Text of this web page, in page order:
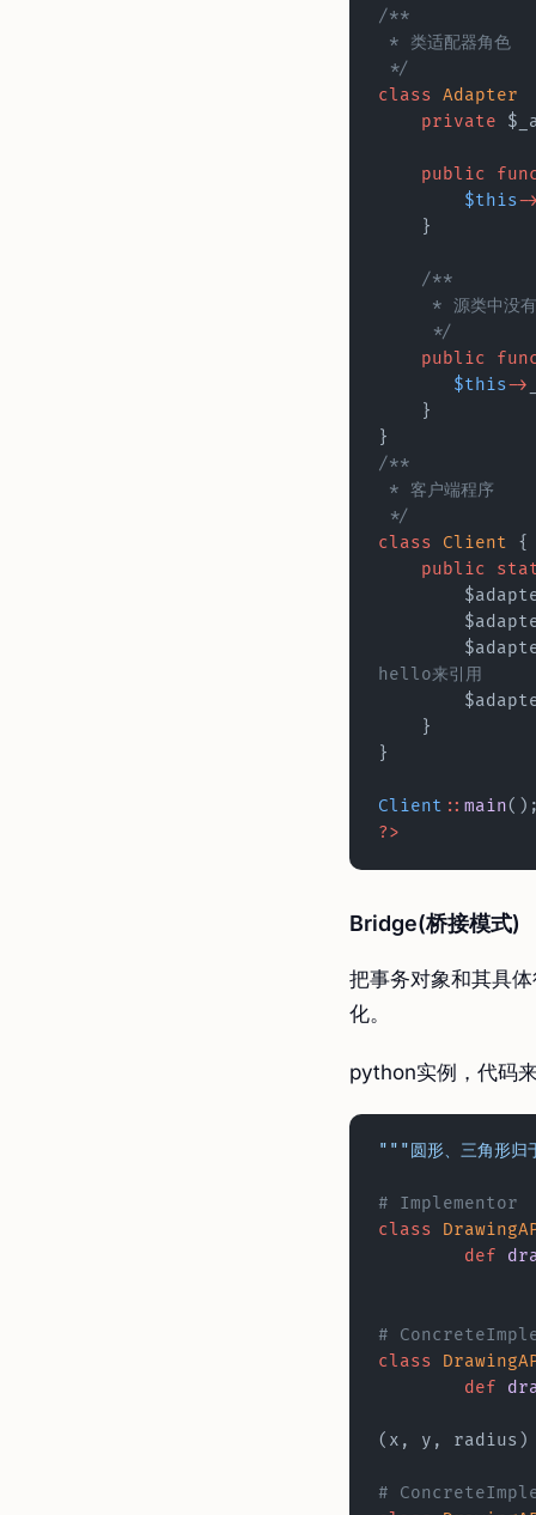
/**
* 类适配器角色
*/
class Adapter
    private
    public
        $this
-
    }
    /**
* 源类
     */
    public
       $this
->
    }
}
/**
* 客户端程序
*/
class Client
    public
hello来引用
    }
}
Client :: main
?>
Bridge(桥接模式)
把事务对象和其具
化。
python实例，代码
"""圆形、三角形归
# Implementor
class
	def
#
class
	def
(x, y, radius)
#